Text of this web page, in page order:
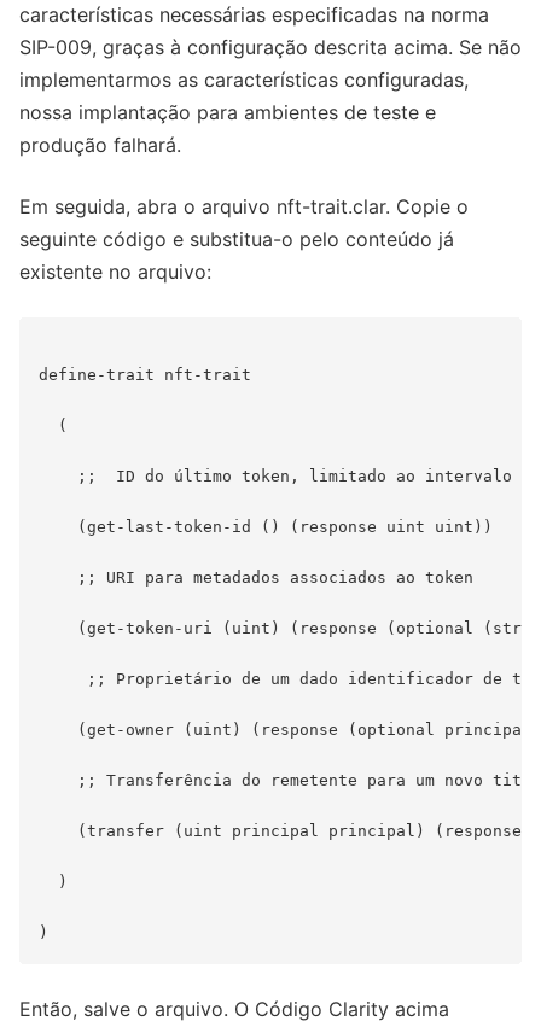
características necessárias especificadas na norma
SIP-009, graças à configuração descrita acima. Se não
implementarmos as características configuradas,
nossa implantação para ambientes de teste e
produção falhará.
Em seguida, abra o arquivo nft-trait.clar. Copie o
seguinte código e substitua-o pelo conteúdo já
existente no arquivo:
define-trait nft-trait
  (
;;  ID do último token, limitado ao intervalo
    (get-last-token-id () (response uint uint))
    ;; URI para metadados associados ao token
(get-token-uri (uint) (response (optional
;; Proprietário de um dado identificador de
(get-owner (uint) (response (optional
;; Transferência do remetente para um novo
(transfer (uint principal principal) (response
  )
Então, salve o arquivo. O Código Clarity acima